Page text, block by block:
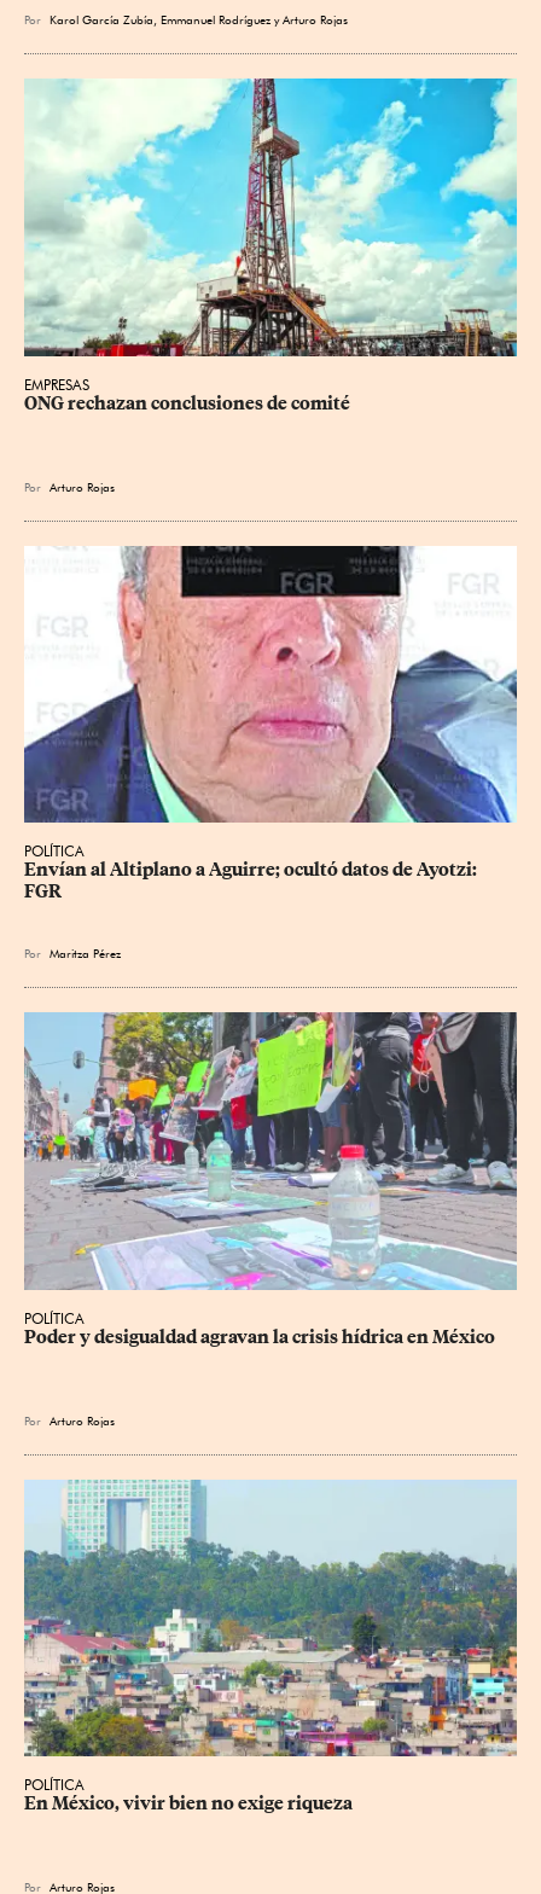
Por Karol García Zubía Emmanuel Rodríguez yArturo Rojas
EMPRESAS
ONG rechazan conclusiones de comité
Por Arturo Rojas
POLÍTICA
Envían al Altiplano a Aguirre; ocultó datos de Ayotzi:
FGR
Por Maritza Pérez
POLÍTICA
Poder y desigualdad agravan la crisis hídrica en México
Por Arturo Rojas
POLÍTICA
En México, vivir bien no exige riqueza
Por Arturo Rojas